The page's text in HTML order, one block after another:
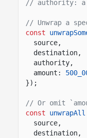
// authority: a
// Unwrap a
const
source,
destination,
authority,
amount:
});
// Or omit
const
unwrapAll
source,
destination,